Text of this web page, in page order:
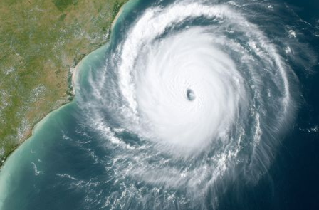
können
von
und
auf
Sie
klicken.
und